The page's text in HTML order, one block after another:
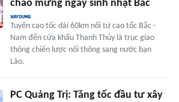
chào mừng ngày sinh nhật Bác
Tuyến cao tốc dài 60km nối từ cao tốc Bắc -
Nam đến cửa khẩu Thanh Thủy là trục giao
thông chiến lược nối thông sang nước bạn
Lào.
PC Quảng Trị: Tăng tốc đầu tư xây